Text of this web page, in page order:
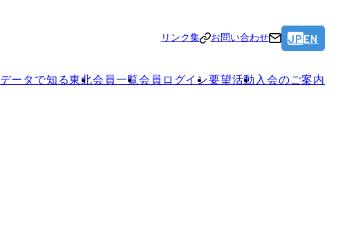
リンク集 お問い合わせ JP EN
データで知る東北会員一覧会員ログイン要望活動 入会のご案内